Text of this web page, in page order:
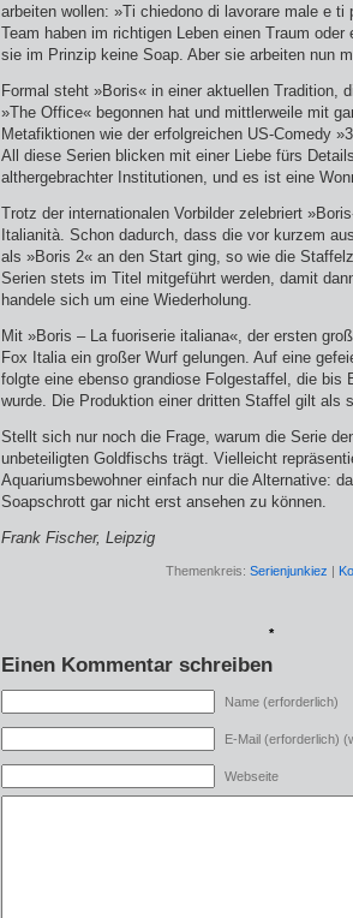
arbeiten wollen: »Ti chiedono di lavorare male e ti
Team haben im richtigen Leben einen Traum oder
sie im Prinzip keine Soap. Aber sie arbeiten nun
Formal steht »Boris« in einer aktuellen Tradition,
»The Office« begonnen hat und mittlerweile mit
Metafiktionen wie der erfolgreichen US-Comedy
All diese Serien blicken mit einer Liebe fürs
althergebrachter Institutionen, und es ist eine
Trotz der internationalen Vorbilder zelebriert
Italianità. Schon dadurch, dass die vor kurzem
als »Boris 2« an den Start ging, so wie die
Serien stets im Titel mitgeführt werden, damit
handele sich um eine Wiederholung.
Mit »Boris – La fuoriserie italiana«, der ersten
Fox Italia ein großer Wurf gelungen. Auf eine
folgte eine ebenso grandiose Folgestaffel, die bis
wurde. Die Produktion einer dritten Staffel gilt als
Stellt sich nur noch die Frage, warum die Serie
unbeteiligten Goldfischs trägt. Vielleicht
Aquariumsbewohner einfach nur die Alternative:
Soapschrott gar nicht erst ansehen zu können.
Frank Fischer, Leipzig
Themenkreis: Serienjunkiez |
*
Einen Kommentar schreiben
Name (erforderlich)
E-Mail (erforderlich)
Webseite